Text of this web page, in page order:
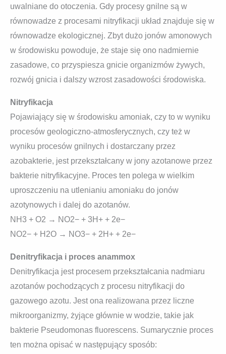
uwalniane do otoczenia. Gdy procesy gnilne są w
równowadze z procesami nitryfikacji układ znajduje się w
równowadze ekologicznej. Zbyt dużo jonów amonowych
w środowisku powoduje, że staje się ono nadmiernie
zasadowe, co przyspiesza gnicie organizmów żywych,
rozwój gnicia i dalszy wzrost zasadowości środowiska.
Nitryfikacja
Pojawiający się w środowisku amoniak, czy to w wyniku
procesów geologiczno-atmosferycznych, czy też w
wyniku procesów gnilnych i dostarczany przez
azobakterie, jest przekształcany w jony azotanowe przez
bakterie nitryfikacyjne. Proces ten polega w wielkim
uproszczeniu na utlenianiu amoniaku do jonów
azotynowych i dalej do azotanów.
NH3 + O2 → NO2− + 3H+ + 2e−
NO2− + H2O → NO3− + 2H+ + 2e−
Denitryfikacja i proces anammox
Denitryfikacja jest procesem przekształcania nadmiaru
azotanów pochodzących z procesu nitryfikacji do
gazowego azotu. Jest ona realizowana przez liczne
mikroorganizmy, żyjące głównie w wodzie, takie jak
bakterie Pseudomonas fluorescens. Sumarycznie proces
ten można opisać w następujący sposób: